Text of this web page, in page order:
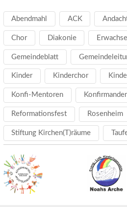
Abendmahl ACK
Chor Diakonie
Gemeindeblatt
Kinder Kinderchor
Konfi-Mentoren
Reformationsfest Rosenheim
Stiftung Kirchen(T)räume